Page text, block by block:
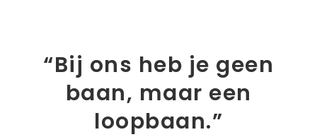
“Bij ons heb je geen
baan, maar een
loopbaan.”